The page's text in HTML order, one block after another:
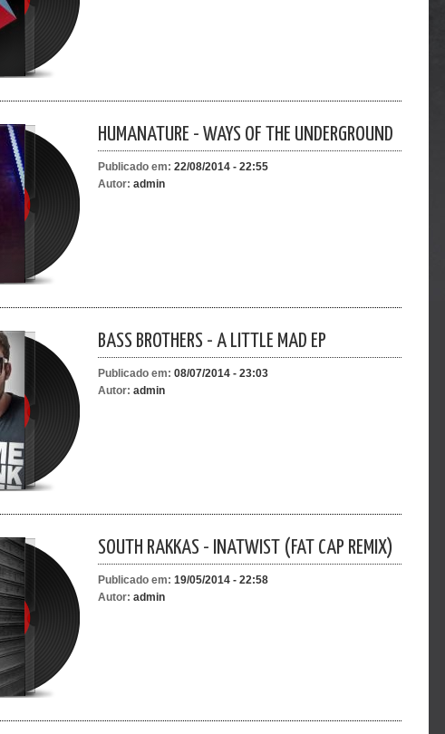
HUMANATURE - WAYS OF THE UNDERGROUND
Publicado em: 22/08/2014 - 22:55
Autor: admin
BASS BROTHERS - A LITTLE MAD EP
Publicado em: 08/07/2014 - 23:03
Autor: admin
SOUTH RAKKAS - INATWIST (FAT CAP REMIX)
Publicado em: 19/05/2014 - 22:58
Autor: admin